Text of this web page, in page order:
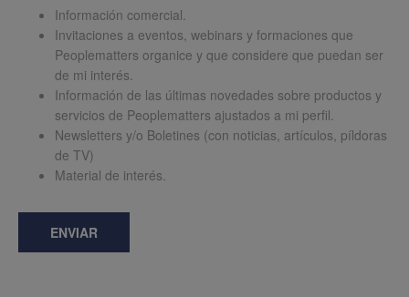
Información comercial.
Invitaciones a eventos, webinars y formaciones que
Peoplematters organice y que considere que puedan ser
de mi interés.
Información de las últimas novedades sobre productos y
servicios de Peoplematters ajustados a mi perfil.
Newsletters y/o Boletines (con noticias, artículos, píldoras
de TV)
Material de interés.
ENVIAR